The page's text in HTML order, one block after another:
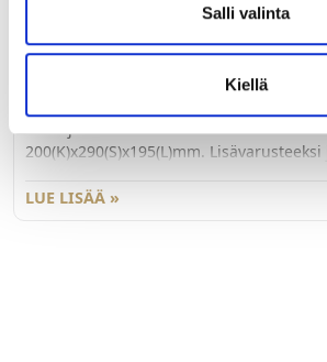
Salli valinta
Kiellä
JÄTESANKO IMA 8 L HARMAA
200(K)x290(S)x195(L)mm
Iman jätesanko matala 8L
200(K)x290(S)x195(L)mm.
LUE LISÄÄ »